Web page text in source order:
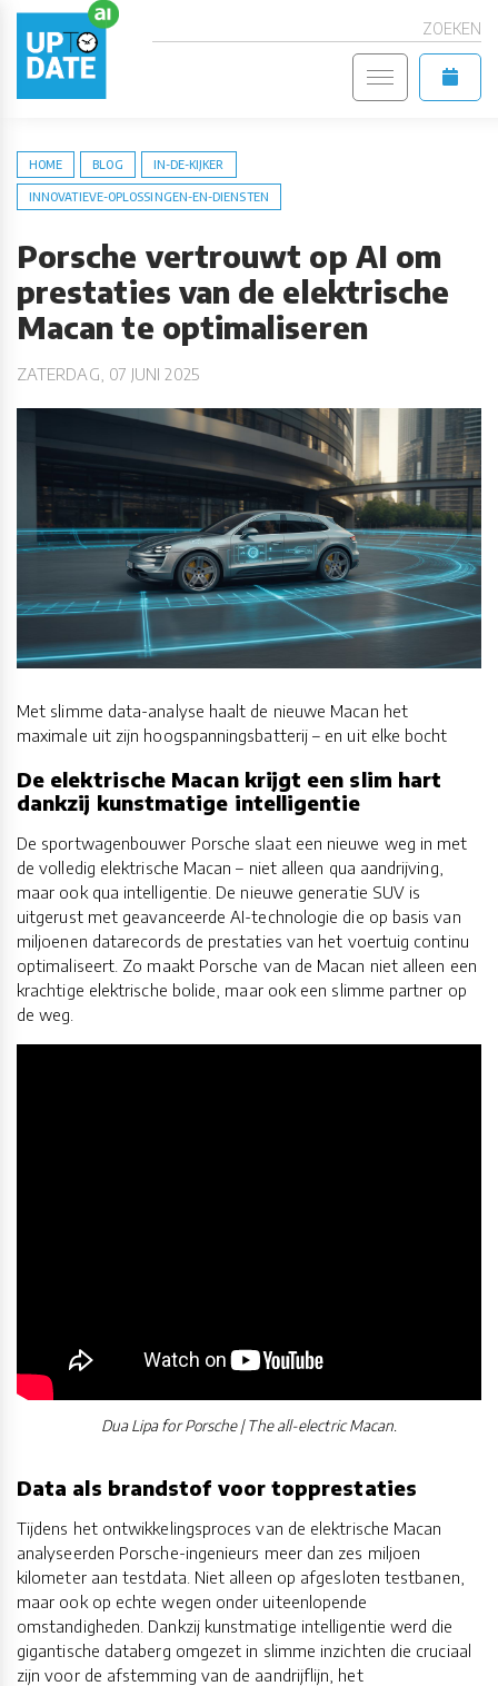
ZOEKEN
HOME BLOG IN-DE-KIJKER
INNOVATIEVE-OPLOSSINGEN-EN-DIENSTEN
Porsche vertrouwt op AI om
prestaties van de elektrische
Macan te optimaliseren
ZATERDAG, 07 JUNI 2025
Met slimme data-analyse haalt de nieuwe Macan het
maximale uit zijn hoogspanningsbatterij – en uit elke bocht
De elektrische Macan krijgt een slim hart
dankzij kunstmatige intelligentie
De sportwagenbouwer Porsche slaat een nieuwe weg in met
de volledig elektrische Macan – niet alleen qua aandrijving,
maar ook qua intelligentie. De nieuwe generatie SUV is
uitgerust met geavanceerde AI-technologie die op basis van
miljoenen datarecords de prestaties van het voertuig continu
optimaliseert. Zo maakt Porsche van de Macan niet alleen een
krachtige elektrische bolide, maar ook een slimme partner op
de weg.
Dua Lipa for Porsche | The all-electric Macan.
Data als brandstof voor topprestaties
Tijdens het ontwikkelingsproces van de elektrische Macan
analyseerden Porsche-ingenieurs meer dan zes miljoen
kilometer aan testdata. Niet alleen op afgesloten testbanen,
maar ook op echte wegen onder uiteenlopende
omstandigheden. Dankzij kunstmatige intelligentie werd die
gigantische databerg omgezet in slimme inzichten die cruciaal
zijn voor de afstemming van de aandrijflijn, het